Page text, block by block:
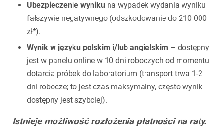
Ubezpieczenie wyniku na wypadek wydania wyniku
fałszywie negatywnego (odszkodowanie do 210 000
zł*).
Wynik w języku polskim i/lub angielskim – dostępny
jest w panelu online w 10 dni roboczych od momentu
dotarcia próbek do laboratorium (transport trwa 1-2
dni robocze; to jest czas maksymalny, często wynik
dostępny jest szybciej).
Istnieje możliwość rozłożenia płatności na raty.